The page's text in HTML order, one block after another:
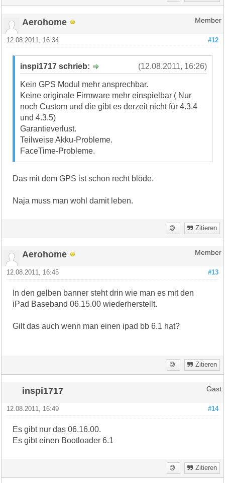
Aerohome Member
#12
12.08.2011, 16:34
(12.08.2011, 16:26)
inspi1717 schrieb:
Kein GPS Modul mehr ansprechbar.
Keine originale Firmware mehr einspielbar ( Nur
noch Custom und die gibt es derzeit nicht für 4.3.4
und 4.3.5)
Garantieverlust.
Teilweise Akku-Probleme.
FaceTime-Probleme.
Das mit dem GPS ist schon recht blöde.
Naja muss man wohl damit leben.
Zitieren
Aerohome Member
#13
12.08.2011, 16:45
In den gelben banner steht drin wie man es mit den
iPad Baseband 06.15.00 wiederherstellt.
Gilt das auch wenn man einen ipad bb 6.1 hat?
Zitieren
inspi1717 Gast
#14
12.08.2011, 16:49
Es gibt nur das 06.16.00.
Es gibt einen Bootloader 6.1
Zitieren